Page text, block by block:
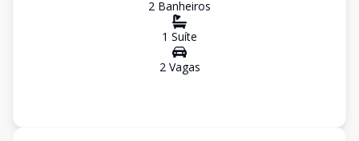
2 Banheiros
1 Suíte
2Vagas